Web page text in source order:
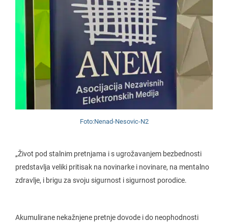
Foto:Nenad-Nesovic-N2
„Život pod stalnim pretnjama i s ugrožavanjem bezbednosti
predstavlja veliki pritisak na novinarke i novinare, na mentalno
zdravlje, i brigu za svoju sigurnost i sigurnost porodice.
Akumulirane nekažnjene pretnje dovode i do neophodnosti